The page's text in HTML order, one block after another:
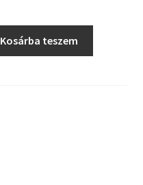
Kosárba teszem